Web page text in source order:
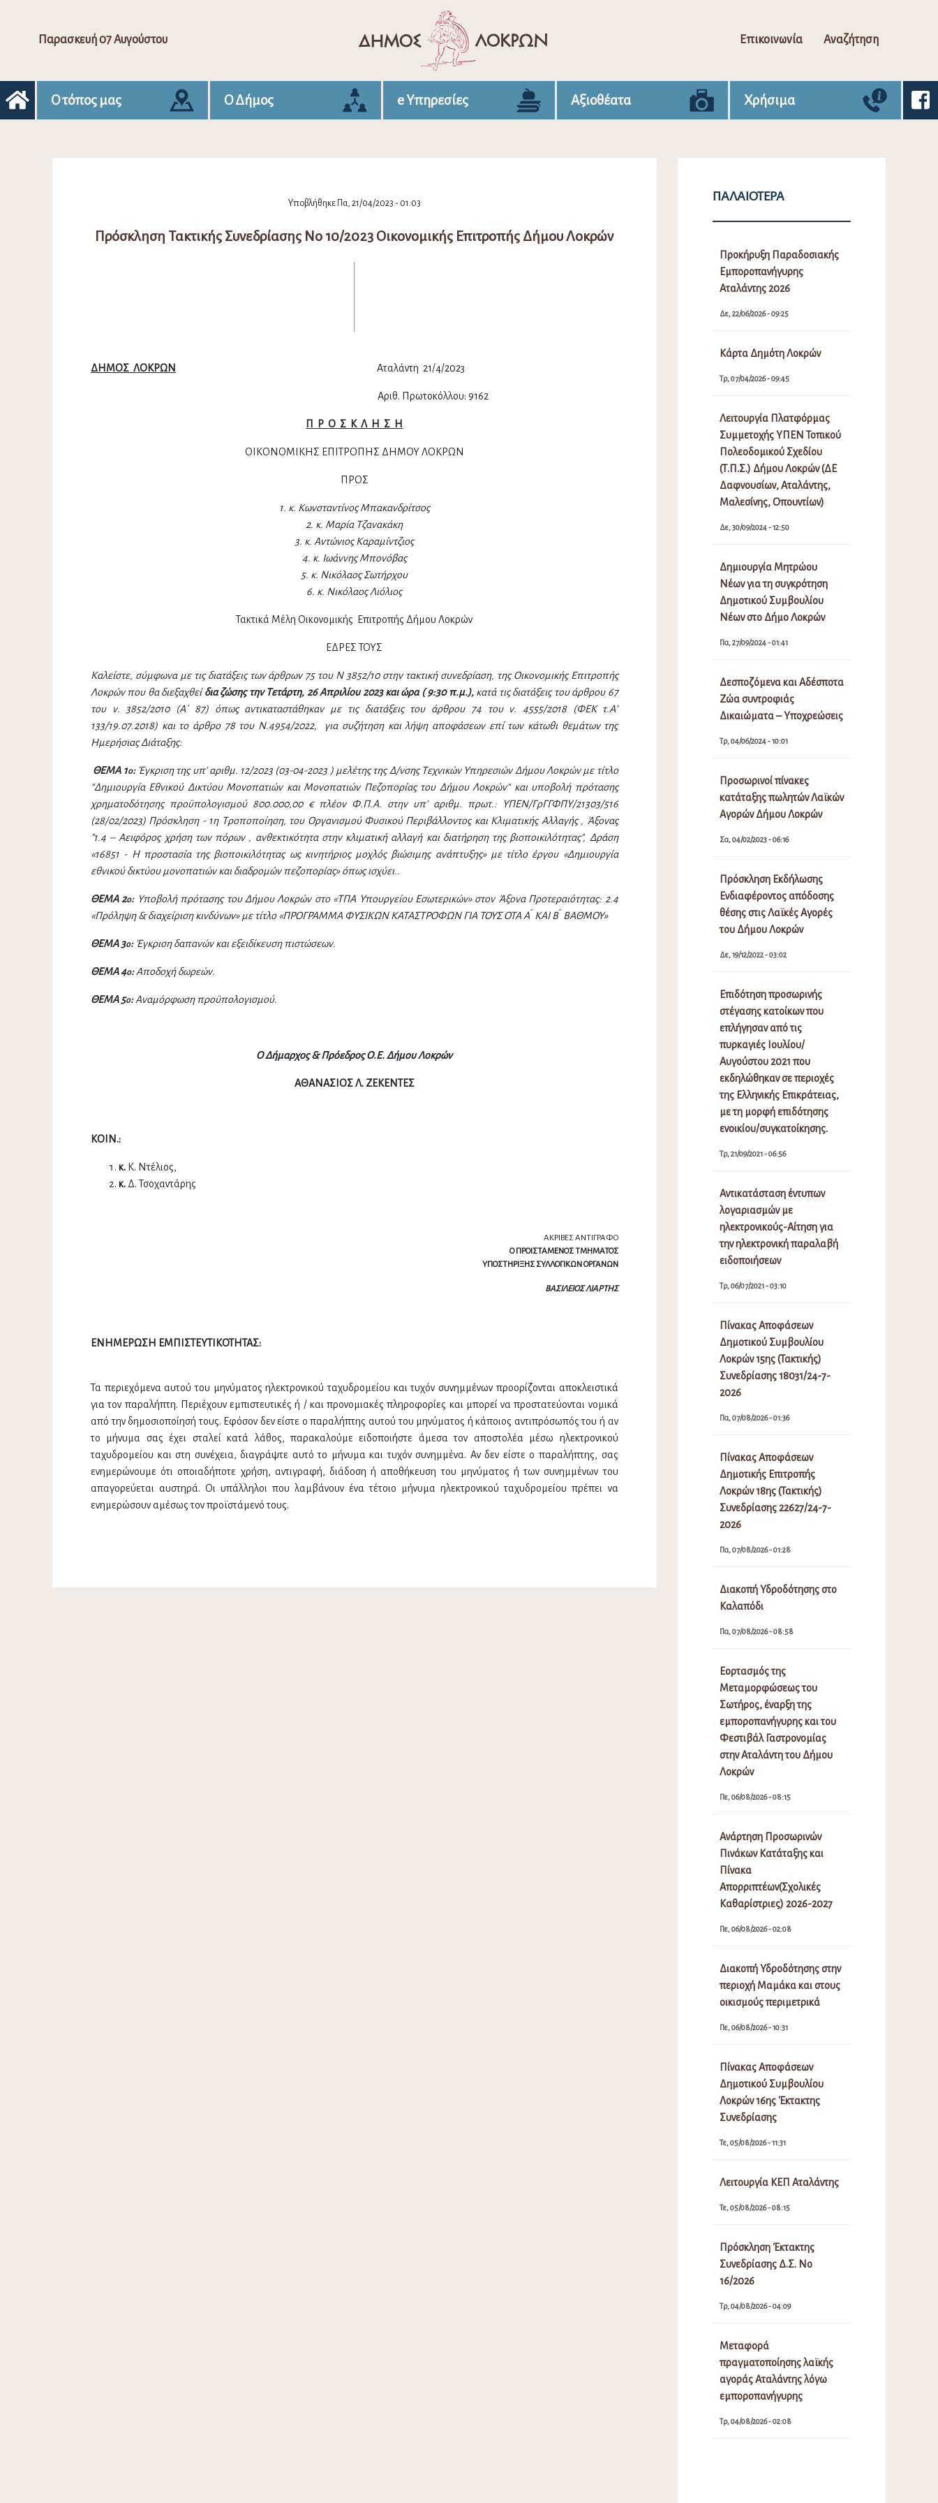
Παρασκευή 07 Αυγούστου Επικοινωνία Αναζήτηση
Ο τόπος μας Ο Δήμος e Υπηρεσίες Αξιοθέατα Χρήσιμα
Υποβλήθηκε Πα, 21/04/2023 - 01:03
Πρόσκληση Τακτικής Συνεδρίασης Νο 10/2023 Οικονομικής Επιτροπής Δήμου Λοκρών
ΔΗΜΟΣ ΛΟΚΡΩΝ Αταλάντη 21/4/2023
Αριθ. Πρωτοκόλλου: 9162
Π Ρ Ο Σ Κ Λ Η Σ Η
ΟΙΚΟΝΟΜΙΚΗΣ ΕΠΙΤΡΟΠΗΣ ΔΗΜΟΥ ΛΟΚΡΩΝ
ΠΡΟΣ
1. κ. Κωνσταντίνος Μπακανδρίτσος
2. κ. Μαρία Τζανακάκη
3. κ. Αντώνιος Καραμίντζιος
4. κ. Ιωάννης Μπονόβας
5. κ. Νικόλαος Σωτήρχου
6. κ. Νικόλαος Λιόλιος
Τακτικά Μέλη Οικονομικής Επιτροπής Δήμου Λοκρών
ΕΔΡΕΣ ΤΟΥΣ
Καλείστε, σύμφωνα με τις διατάξεις των άρθρων 75 του Ν 3852/10 στην τακτική συνεδρίαση, της Οικονομικής Επιτροπής
Λοκρών που θα διεξαχθείδια ζώσης την Τετάρτη, 26 Απριλίου 2023 και ώρα ( 9:30 π.μ.), κατά τις διατάξεις του άρθρου 67
του ν. 3852/2010 (Α΄ 87) όπως αντικαταστάθηκαν με τις διατάξεις του άρθρου 74 του ν. 4555/2018 (ΦΕΚ τ.Α’
133/19.07.2018) και το άρθρο 78 του Ν.4954/2022, για συζήτηση και λήψη αποφάσεων επί των κάτωθι θεμάτων της
Ημερήσιας Διάταξης:
ΘΕΜΑ 1o: Έγκριση της υπ’ αριθμ. 12/2023 (03-04-2023 ) μελέτης της Δ/νσης Τεχνικών Υπηρεσιών Δήμου Λοκρών με τίτλο
“Δημιουργία Εθνικού Δικτύου Μονοπατιών και Μονοπατιών Πεζοπορίας του Δήμου Λοκρών“ και υποβολή πρότασης
χρηματοδότησης προϋπολογισμού 800.000,00 € πλέον Φ.Π.Α. στην υπ’ αριθμ. πρωτ.: ΥΠΕΝ/ΓρΓΓΦΠΥ/21303/516
(28/02/2023) Πρόσκληση - 1η Τροποποίηση, του Οργανισμού Φυσικού Περιβάλλοντος και Κλιματικής Αλλαγής , Άξονας
"1.4 – Αειφόρος χρήση των πόρων , ανθεκτικότητα στην κλιματική αλλαγή και διατήρηση της βιοποικιλότητας", Δράση
«16851 - Η προστασία της βιοποικιλότητας ως κινητήριος μοχλός βιώσιμης ανάπτυξης» με τίτλο έργου «Δημιουργία
εθνικού δικτύου μονοπατιών και διαδρομών πεζοπορίας» όπως ισχύει..
ΘΕΜΑ 2o: Υποβολή πρότασης του Δήμου Λοκρών στο «ΤΠΑ Υπουργείου Εσωτερικών» στον Άξονα Προτεραιότητας: 2.4
«Πρόληψη & διαχείριση κινδύνων» με τίτλο«ΠΡΟΓΡΑΜΜΑ ΦΥΣΙΚΩΝ ΚΑΤΑΣΤΡΟΦΩΝ ΓΙΑ ΤΟΥΣ ΟΤΑ Α ́ ΚΑΙ Β ́ ΒΑΘΜΟΥ»
ΘΕΜΑ 3o: Έγκριση δαπανών και εξειδίκευση πιστώσεων.
ΘΕΜΑ 4o:Αποδοχή δωρεών.
ΘΕΜΑ 5o:Αναμόρφωση προϋπολογισμού.
Ο Δήμαρχος & Πρόεδρος Ο.Ε. Δήμου Λοκρών
ΑΘΑΝΑΣΙΟΣ Λ. ΖΕΚΕΝΤΕΣ
ΚΟΙΝ.:
κ. Κ. Ντέλιος,
κ. Δ. Τσοχαντάρης
ΑΚΡΙΒΕΣ ΑΝΤΙΓΡΑΦΟ
Ο ΠΡΟΙΣΤΑΜΕΝΟΣ ΤΜΗΜΑΤΟΣ
ΥΠΟΣΤΗΡΙΞΗΣ ΣΥΛΛΟΓΙΚΩΝ ΟΡΓΑΝΩΝ
ΒΑΣΙΛΕΙΟΣ ΛΙΑΡΤΗΣ
ΕΝΗΜΕΡΩΣΗ ΕΜΠΙΣΤΕΥΤΙΚΟΤΗΤΑΣ:
Τα περιεχόμενα αυτού του μηνύματος ηλεκτρονικού ταχυδρομείου και τυχόν συνημμένων προορίζονται αποκλειστικά
για τον παραλήπτη. Περιέχουν εμπιστευτικές ή / και προνομιακές πληροφορίες και μπορεί να προστατεύονται νομικά
από την δημοσιοποίησή τους. Εφόσον δεν είστε ο παραλήπτης αυτού του μηνύματος ή κάποιος αντιπρόσωπός του ή αν
το μήνυμα σας έχει σταλεί κατά λάθος, παρακαλούμε ειδοποιήστε άμεσα τον αποστολέα μέσω ηλεκτρονικού
ταχυδρομείου και στη συνέχεια, διαγράψτε αυτό το μήνυμα και τυχόν συνημμένα. Αν δεν είστε ο παραλήπτης, σας
ενημερώνουμε ότι οποιαδήποτε χρήση, αντιγραφή, διάδοση ή αποθήκευση του μηνύματος ή των συνημμένων του
απαγορεύεται αυστηρά. Οι υπάλληλοι που λαμβάνουν ένα τέτοιο μήνυμα ηλεκτρονικού ταχυδρομείου πρέπει να
ενημερώσουν αμέσως τον προϊστάμενό τους.
ΠΑΛΑΙΌΤΕΡΑ
Προκήρυξη Παραδοσιακής
Εμποροπανήγυρης
Αταλάντης 2026
Δε, 22/06/2026 - 09:25
Κάρτα Δημότη Λοκρών
Τρ, 07/04/2026 - 09:45
Λειτουργία Πλατφόρμας
Συμμετοχής ΥΠΕΝ Τοπικού
Πολεοδομικού Σχεδίου
(Τ.Π.Σ.) Δήμου Λοκρών (ΔΕ
Δαφνουσίων, Αταλάντης,
Μαλεσίνης, Οπουντίων)
Δε, 30/09/2024 - 12:50
Δημιουργία Μητρώου
Νέων για τη συγκρότηση
Δημοτικού Συμβουλίου
Νέων στο Δήμο Λοκρών
Πα, 27/09/2024 - 01:41
Δεσποζόμενα και Αδέσποτα
Ζώα συντροφιάς
Δικαιώματα – Υποχρεώσεις
Τρ, 04/06/2024 - 10:01
Προσωρινοί πίνακες
κατάταξης πωλητών Λαϊκών
Αγορών Δήμου Λοκρών
Σα, 04/02/2023 - 06:16
Πρόσκληση Εκδήλωσης
Ενδιαφέροντος απόδοσης
θέσης στις Λαϊκές Αγορές
του Δήμου Λοκρών
Δε, 19/12/2022 - 03:02
Επιδότηση προσωρινής
στέγασης κατοίκων που
επλήγησαν από τις
πυρκαγιές Ιουλίου/
Αυγούστου 2021 που
εκδηλώθηκαν σε περιοχές
της Ελληνικής Επικράτειας,
με τη μορφή επιδότησης
ενοικίου/συγκατοίκησης.
Τρ, 21/09/2021 - 06:56
Αντικατάσταση έντυπων
λογαριασμών με
ηλεκτρονικούς-Αίτηση για
την ηλεκτρονική παραλαβή
ειδοποιήσεων
Τρ, 06/07/2021 - 03:10
Πίνακας Αποφάσεων
Δημοτικού Συμβουλίου
Λοκρών 15ης (Τακτικής)
Συνεδρίασης 18031/24-7-
2026
Πα, 07/08/2026 - 01:36
Πίνακας Αποφάσεων
Δημοτικής Επιτροπής
Λοκρών 18ης (Τακτικής)
Συνεδρίασης 22627/24-7-
2026
Πα, 07/08/2026 - 01:28
Διακοπή Υδροδότησης στο
Καλαπόδι
Πα, 07/08/2026 - 08:58
Εορτασμός της
Μεταμορφώσεως του
Σωτήρος, έναρξη της
εμποροπανήγυρης και του
Φεστιβάλ Γαστρονομίας
στην Αταλάντη του Δήμου
Λοκρών
Πε, 06/08/2026 - 08:15
Ανάρτηση Προσωρινών
Πινάκων Κατάταξης και
Πίνακα
Απορριπτέων(Σχολικές
Καθαρίστριες) 2026-2027
Πε, 06/08/2026 - 02:08
Διακοπή Υδροδότησης στην
περιοχή Μαμάκα και στους
οικισμούς περιμετρικά
Πε, 06/08/2026 - 10:31
Πίνακας Αποφάσεων
Δημοτικού Συμβουλίου
Λοκρών 16ης Έκτακτης
Συνεδρίασης
Τε, 05/08/2026 - 11:31
Λειτουργία ΚΕΠ Αταλάντης
Τε, 05/08/2026 - 08:15
Πρόσκληση Έκτακτης
Συνεδρίασης Δ.Σ. Νο
16/2026
Τρ, 04/08/2026 - 04:09
Μεταφορά
πραγματοποίησης λαϊκής
αγοράς Αταλάντης λόγω
εμποροπανήγυρης
Τρ, 04/08/2026 - 02:08